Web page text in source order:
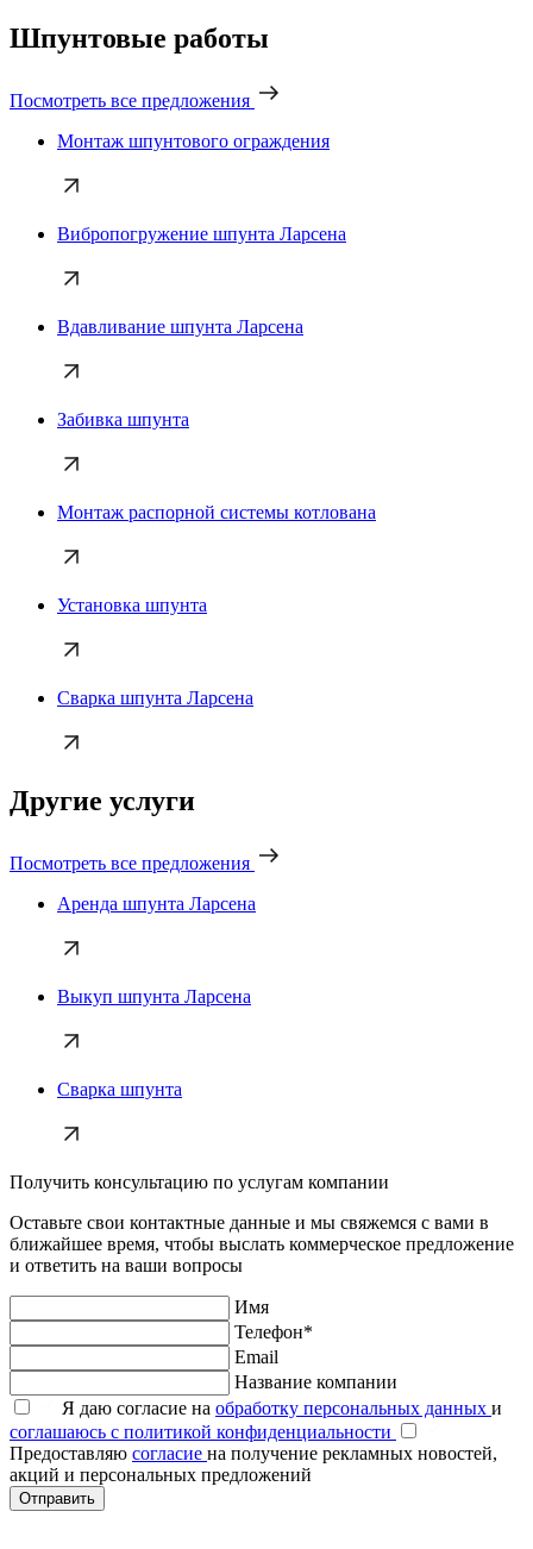
Шпунтовые работы
Посмотреть все предложения
Монтаж шпунтового ограждения
Вибропогружение шпунта Ларсена
Вдавливание шпунта Ларсена
Забивка шпунта
Монтаж распорной системы котлована
Установка шпунта
Сварка шпунта Ларсена
Другие услуги
Посмотреть все предложения
Аренда шпунта Ларсена
Выкуп шпунта Ларсена
Сварка шпунта
Получить консультацию по услугам компании
Оставьте свои контактные данные и мы свяжемся с вами в
ближайшее время, чтобы выслать коммерческое предложение
и ответить на ваши вопросы
Имя
Телефон*
Email
Название компании
Я даю согласие на обработку персональных данных и
соглашаюсь с политикой конфиденциальности
Предоставляю согласие на получение рекламных новостей,
акций и персональных предложений
Отправить